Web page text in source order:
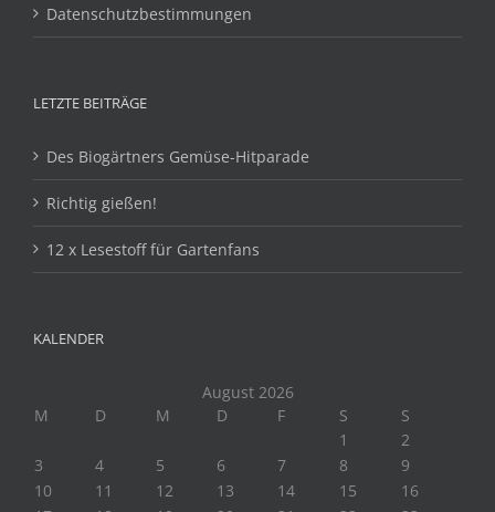
Datenschutzbestimmungen
LETZTE BEITRÄGE
Des Biogärtners Gemüse-Hitparade
Richtig gießen!
12 x Lesestoff für Gartenfans
KALENDER
August 2026
M
D M D F S
S
1
2
3
4 5 6 7 8
9
10
11 12 13 14 15
16